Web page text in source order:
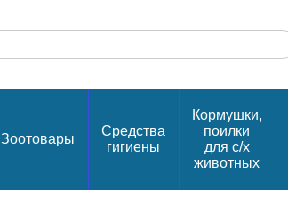
Зоотовары
Средства
гигиены
Кормушки,
поилки
для с/х
животных